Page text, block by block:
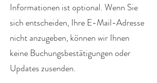
Informationen ist optional. Wenn Sie
sich entscheiden, Ihre E-Mail-Adresse
nicht anzugeben, können wir Ihnen
keine Buchungsbestätigungen oder
Updates zusenden.